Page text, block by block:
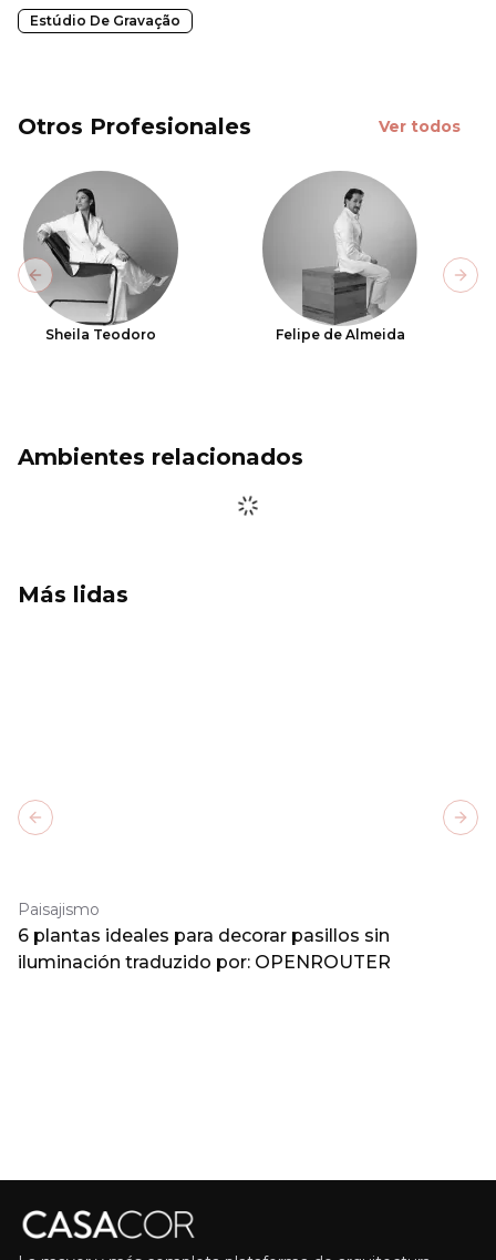
Estúdio De Gravação
Otros Profesionales Ver todos
Sheila Teodoro Felipe de Almeida
Previous slide
Ambientes relacionados
Más lidas
Paisajismo
6 plantas ideales para decorar pasillos sin
iluminación traduzido por: OPENROUTER
Previous slide